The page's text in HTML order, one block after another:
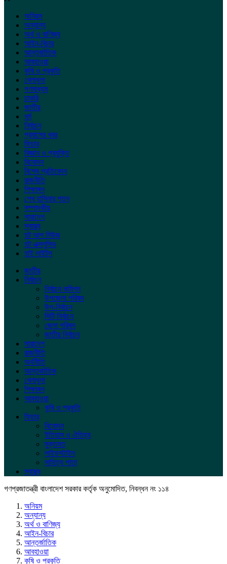
অনিয়ম
অন্যান্য
অর্থ ও বাণিজ্য
আইন-বিচার
আন্তর্জাতিক
আবহাওয়া
কৃষি ও প্রকৃতি
খেলাধুলা
গণমাধ্যম
চাকরি
জাতীয়
ধর্ম
নির্বাচন
প্রবাসের খবর
ফিচার
বিজ্ঞান ও প্রযুক্তি
বিনোদন
বিশেষ প্রতিবেদন
রাজনীতি
শিক্ষাঙ্গন
শেখ হাসিনার পতন
সম্পাদকীয়
সারাদেশ
স্বাস্থ্য
হট আপ নিউজ
হট এক্সলুসিভ
হাই লাইটস
জাতীয়
নির্বাচন
নির্বাচন কমিশন
উপজেলা পরিষদ
উপ-নির্বাচন
সিটি নির্বাচন
জেলা পরিষদ
জাতীয় নির্বাচন
সারাদেশ
রাজনীতি
অর্থনীতি
আন্তর্জাতিক
খেলাধুলা
শিক্ষাঙ্গন
আবহাওয়া
কৃষি ও প্রকৃতি
ফিচার
বিনোদন
ইতিহাস ও ঐতিহ্য
মুক্তমত
লাইফস্টাইল
সাহিত্য পাতা
স্বাস্থ্য
গণপ্রজাতন্ত্রী বাংলাদেশ সরকার কর্তৃক অনুমোদিত, নিবন্ধন নং ১১৪
অনিয়ম
অন্যান্য
অর্থ ও বাণিজ্য
আইন-বিচার
আন্তর্জাতিক
আবহাওয়া
কৃষি ও প্রকৃতি